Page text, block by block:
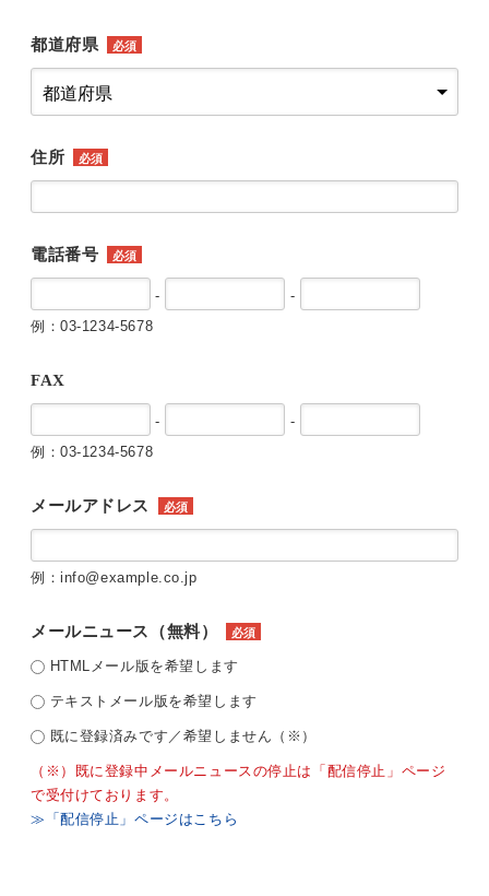
都道府県 必須
住所 必須
電話番号 必須
-
-
例：03-1234-5678
FAX
-
-
例：03-1234-5678
メールアドレス 必須
例：info@example.co.jp
メールニュース（無料） 必須
HTMLメール版を希望します
テキストメール版を希望します
既に登録済みです／希望しません（※）
（※）既に登録中メールニュースの停止は「配信停止」ページ
で受付けております。
≫「配信停止」ページはこちら